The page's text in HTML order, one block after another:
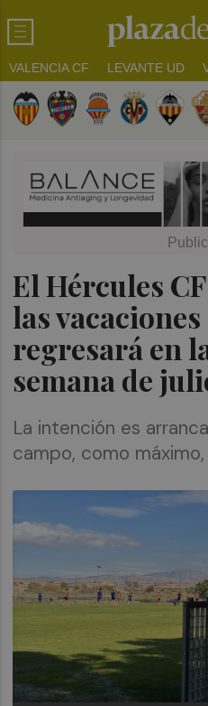
VALENCIA CF LEVANTE UD
El Hércules
las
regresará en
semana de
La intención es
campo, como máximo,